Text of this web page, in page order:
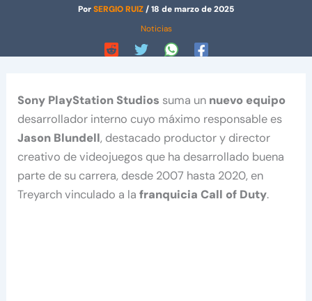
PorSERGIO RUIZ/18 de marzo de 2025
Noticias
Sony PlayStation Studios suma un nuevo equipo
desarrollador interno cuyo máximo responsable es
Jason Blundell, destacado productor y director
creativo de videojuegos que ha desarrollado buena
parte de su carrera, desde 2007 hasta 2020, en
Treyarch vinculado a lafranquicia Call of Duty.